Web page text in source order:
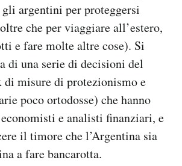
aiuto?
argentini per proteggersi
che per viaggiare all’estero,
e fare molte altre cose). Si
di una serie di decisioni del
di misure di protezionismo e
poco ortodosse) che hanno
e analisti finanziari, e
il timore che l’Argentina sia
a fare bancarotta.